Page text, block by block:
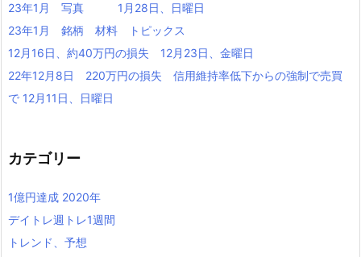
23年1月 写真 1月28日、日曜日
23年1月 銘柄 材料 トピックス
12月16日、約40万円の損失 12月23日、金曜日
22年12月8日 220万円の損失 信用維持率低下からの強制で売買
で 12月11日、日曜日
カテゴリー
1億円達成 2020年
デイトレ週トレ1週間
トレンド、予想